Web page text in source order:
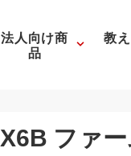
法人向け商
品
教
ファ